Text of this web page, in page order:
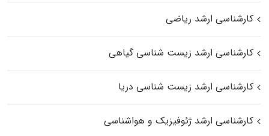
کارشناسی ارشد ریاضی
کارشناسی ارشد زیست‌ شناسی گیاهی
کارشناسی ارشد زیست‌ شناسی دریا
کارشناسی ارشد ژئوفیزیک و هواشناسی